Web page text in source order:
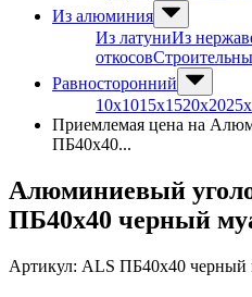
Из алюминия
Из латуниИз
откосов
Равносторонний
10х1015х1520х20
Приемлемая цена на
ПБ40х40...
Алюминиевый
ПБ40х40 черный
Артикул: ALS ПБ40х40 черный